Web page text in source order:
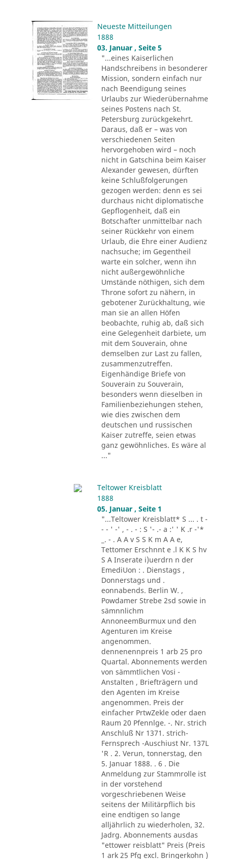
Neueste Mitteilungen
1888
03. Januar , Seite 5
"...eines Kaiserlichen
Handschreibens in besonderer
Mission, sondern einfach nur
nach Beendigung seines
Urlaubs zur Wiederübernahme
seines Postens nach St.
Petersburg zurückgekehrt.
Daraus, daß er – was von
verschiedenen Seiten
hervorgehoben wird – noch
nicht in Gatschina beim Kaiser
Alexander gewesen, dürften
keine Schlußfolgerungen
gezogen werden: denn es sei
durchaus nicht diplomatische
Gepflogenheit, daß ein
Botschafter unmittelbar nach
seiner Rückkehr von einem
Urlaub, die Ehre einer Audienz
nachsuche; im Gegentheil
warte ein solcher, wenn ihn
nicht außergewöhnliche
Umstände nöthigen, sich dem
Throne sofort zu nähern, in
gebotener Zurückhaltung, wie
man sie an allen Höfen
beobachte, ruhig ab, daß sich
eine Gelegenheit darbiete, um
mit dem Souverain, ohne
demselben zur Last zu fallen,
zusammenzutreffen.
Eigenhändige Briefe von
Souverain zu Souverain,
besonders wenn dieselben in
Familienbeziehungen stehen,
wie dies zwischen dem
deutschen und russischen
Kaiser zutreffe, seien etwas
ganz gewöhnliches. Es wäre al
..."
Teltower Kreisblatt
1888
05. Januar , Seite 1
"...Teltower Kreisblatt* S ... . t -
- - ' -' , - . - : S '- .- a :' ' K .r -'*
_. - . A A v S S K m A A e,
Tettomer Erschnnt e .l K K S hv
S A Inserate i)uerdrn n der
EmediUon : . Dienstags ,
Donnerstags und .
eonnabends. Berlin W. ,
Powdamer Strebe 2sd sowie in
sämnnlichm
AnnoneemBurmux und den
Agenturen im Kreise
angenommen.
dennenennpreis 1 arb 25 pro
Quartal. Abonnements werden
von sämmtlichen Vosi -
Anstalten , Briefträgern und
den Agenten im Kreise
angenommen. Preis der
einfacher PrtwZekle oder daen
Raum 20 Pfennlge. -. Nr. strich
Anschluß Nr 1371. strich-
Fernsprech -Auschiust Nr. 137L
'R . 2. Verun, tonnerstag, den
5. Januar 1888. . 6 . Die
Anmeldung zur Stammrolle ist
in der vorstehend
vorgeschriebenen Weise
seitens der Militärpflich bis
eine endtigen so lange
alljährlich zu wiederholen, 32.
Jadrg. Abonnements ausdas
"ettower reisblatt" Preis (Preis
1 ark 25 Pfg excl. Bringerkohn )